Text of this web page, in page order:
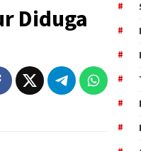
Diduga